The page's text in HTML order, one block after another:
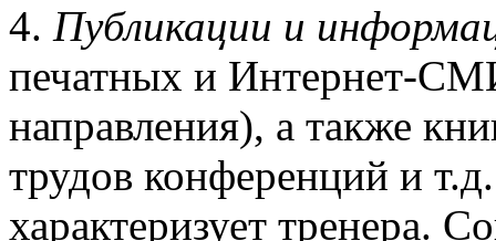
4. Публикации и
печатных и Интернет-
направления), а также
трудов конференций и
характеризует тренера.